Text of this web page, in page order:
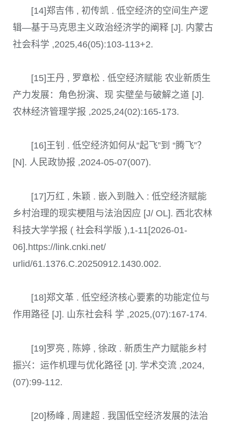
[14]郑吉伟 , 初传凯 . 低空经济的空间生产逻
辑—基于马克思主义政治经济学的阐释 [J]. 内蒙古
社会科学 ,2025,46(05):103-113+2.
[15]王丹 , 罗章松 . 低空经济赋能 农业新质生
产力发展：角色扮演、现 实壁垒与破解之道 [J].
农林经济管理学报 ,2025,24(02):165-173.
[16]王钊 . 低空经济如何从“起飞”到 “腾飞”？
[N]. 人民政协报 ,2024-05-07(007).
[17]万红 , 朱颖 . 嵌入到融入 : 低空经济赋能
乡村治理的现实梗阻与法治因应 [J/ OL]. 西北农林
科技大学学报 ( 社会科学版 ),1-11[2026-01-
06].https://link.cnki.net/
urlid/61.1376.C.20250912.1430.002.
[18]郑文革 . 低空经济核心要素的功能定位与
作用路径 [J]. 山东社会科 学 ,2025,(07):167-174.
[19]罗亮 , 陈婷 , 徐政 . 新质生产力赋能乡村
振兴：运作机理与优化路径 [J]. 学术交流 ,2024,
(07):99-112.
[20]杨峰 , 周建超 . 我国低空经济发展的法治